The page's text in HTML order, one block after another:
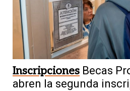
Inscripciones Becas
abren la segunda